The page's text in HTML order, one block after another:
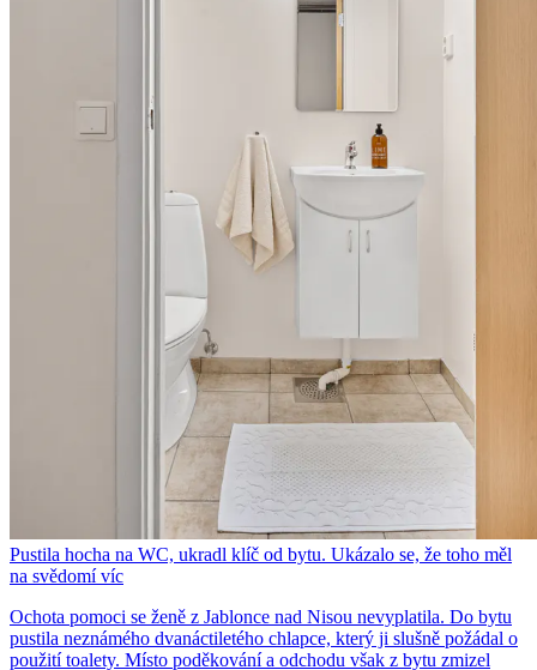
Pustila hocha na WC, ukradl klíč od bytu. Ukázalo se, že toho měl
na svědomí víc
Ochota pomoci se ženě z Jablonce nad Nisou nevyplatila. Do bytu
pustila neznámého dvanáctiletého chlapce, který ji slušně požádal o
použití toalety. Místo poděkování a odchodu však z bytu zmizel